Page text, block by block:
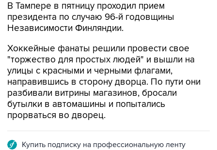
В Тампере в пятницу проходил прием
президента по случаю 96-й годовщины
Независимости Финляндии.
Хоккейные фанаты решили провести свое
"торжество для простых людей" и вышли на
улицы с красными и черными флагами,
направившись в сторону дворца. По пути они
разбивали витрины магазинов, бросали
бутылки в автомашины и попытались
прорваться во дворец.
Купить подписку на профессиональную ленту